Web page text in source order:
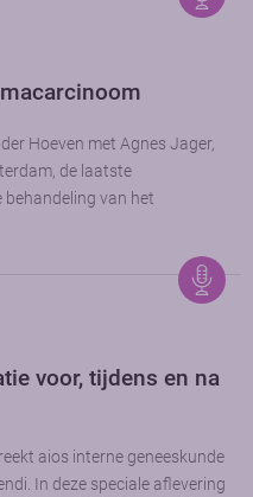
Hoeven met Agnes Jager,
de laatste
van het
voor, tijdens en na
aios interne geneeskunde
In deze speciale aflevering